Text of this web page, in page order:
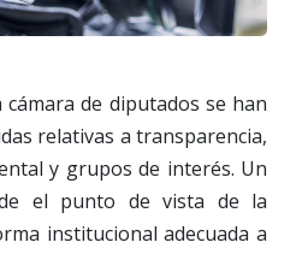
de diputados se han
relativas a transparencia,
y grupos de interés. Un
el punto de vista de la
institucional adecuada a